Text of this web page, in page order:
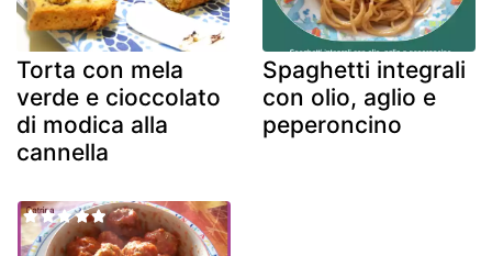
Torta con mela
verde e cioccolato
di modica alla
cannella
Spaghetti integrali
con olio, aglio e
peperoncino